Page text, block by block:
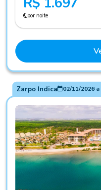
por noite
Zarpo Indica 02/11/2026a